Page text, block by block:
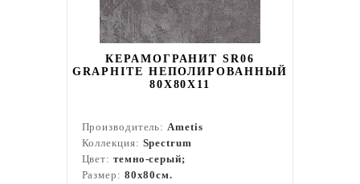
КЕРАМОГРАНИТ SR06
GRAPHITE НЕПОЛИРОВАННЫЙ
80X80Х11
Производитель:Ametis
Коллекция: Spectrum
Цвет: темно-серый;
Размер: 80x80см.